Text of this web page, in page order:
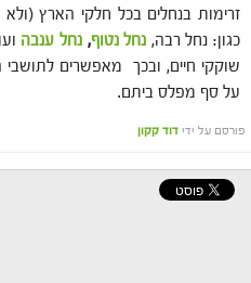
זרימות בנחלים בכל חלקי הארץ
כגון: נחל רבה, נחל נטוף, נחל ענבה
שוקקי חיים, ובכך מאפשרים
על סף מפלס ביתם.
פורסם על ידי דוד קקון